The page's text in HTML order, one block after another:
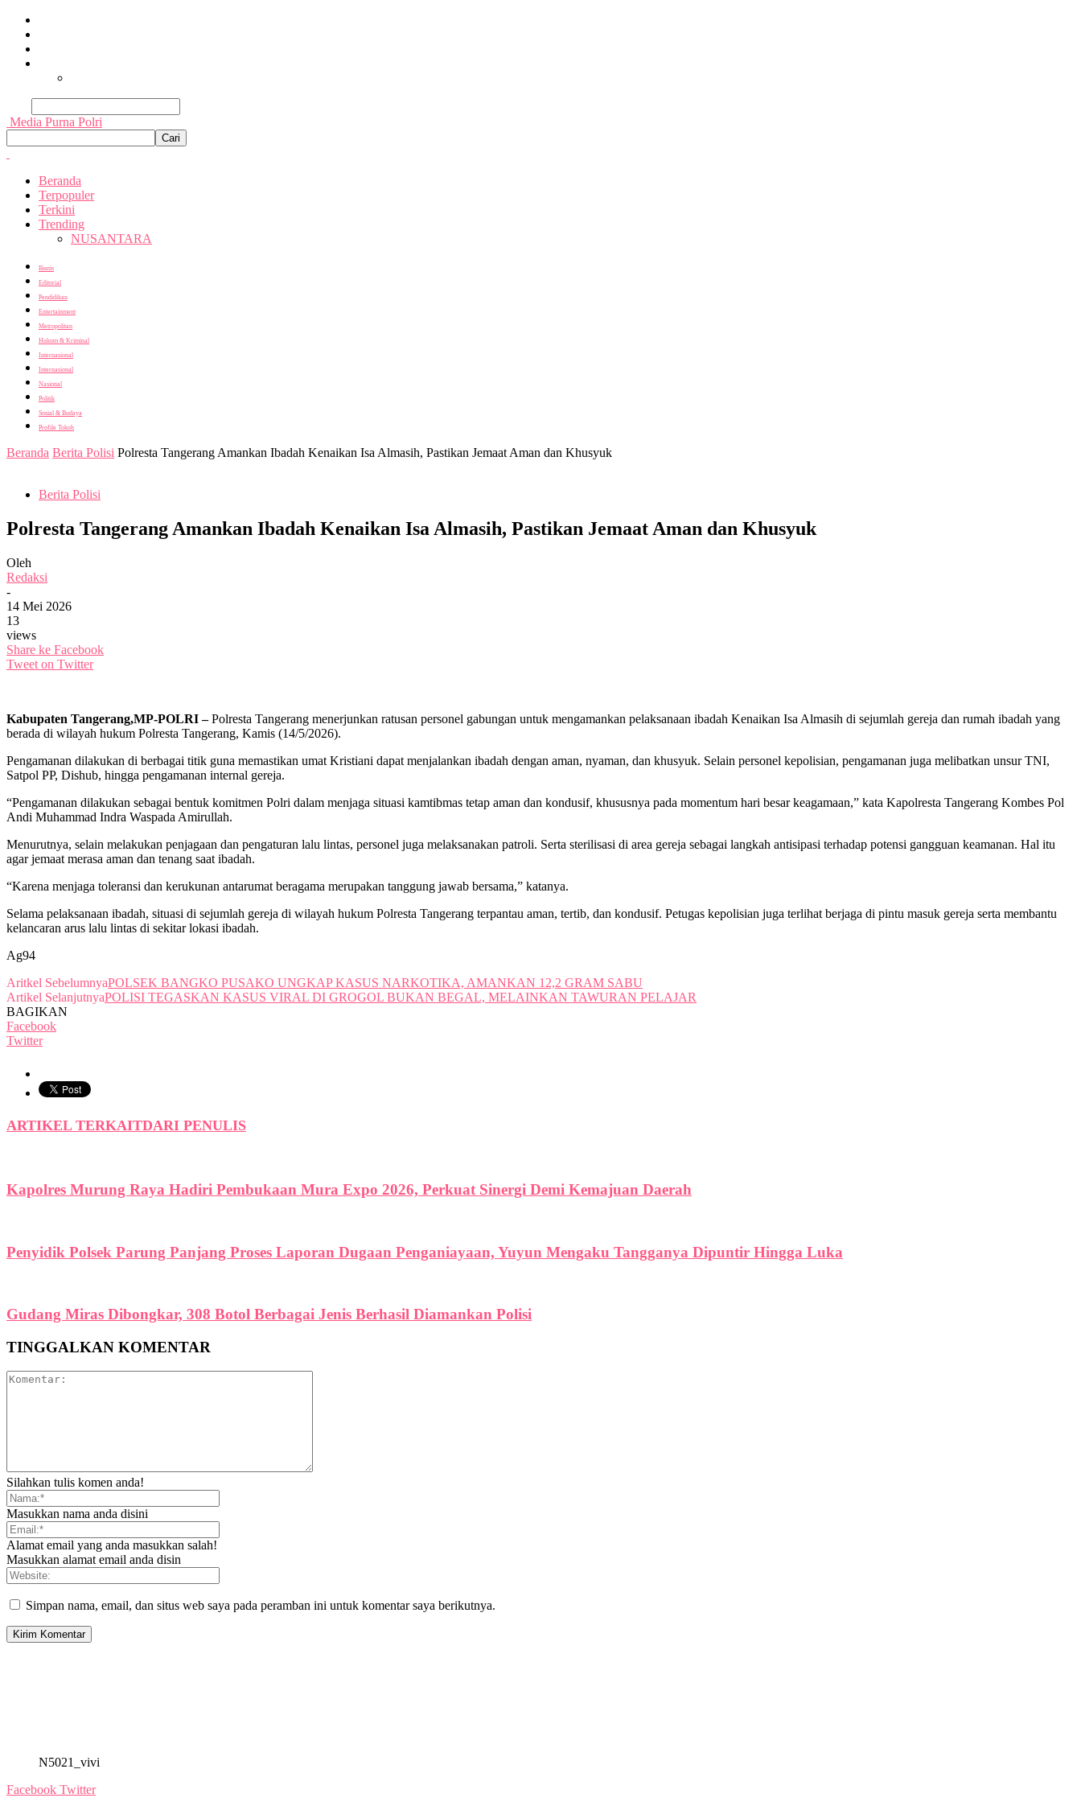
Media Purna Polri
Beranda
Terpopuler
Terkini
Trending
NUSANTARA
Bisnis
Editorial
Pendidikan
Entertainment
Metropolitan
Hukum & Kriminal
Internasional
Internasional
Nasional
Politik
Sosial & Budaya
Profile Tokoh
Beranda Berita Polisi Polresta Tangerang Amankan Ibadah Kenaikan Isa Almasih, Pastikan Jemaat Aman dan Khusyuk
Berita Polisi
Polresta Tangerang Amankan Ibadah Kenaikan Isa Almasih, Pastikan Jemaat Aman dan Khusyuk
Oleh
Redaksi
-
14 Mei 2026
13
views
Share ke Facebook
Tweet on Twitter
Kabupaten Tangerang,MP-POLRI –Polresta Tangerang menerjunkan ratusan personel gabungan untuk mengamankan pelaksanaan ibadah Kenaikan Isa Almasih di sejumlah gereja dan rumah ibadah yang
berada di wilayah hukum Polresta Tangerang, Kamis (14/5/2026).
Pengamanan dilakukan di berbagai titik guna memastikan umat Kristiani dapat menjalankan ibadah dengan aman, nyaman, dan khusyuk. Selain personel kepolisian, pengamanan juga melibatkan unsur TNI,
Satpol PP, Dishub, hingga pengamanan internal gereja.
“Pengamanan dilakukan sebagai bentuk komitmen Polri dalam menjaga situasi kamtibmas tetap aman dan kondusif, khususnya pada momentum hari besar keagamaan,” kata Kapolresta Tangerang Kombes Pol
Andi Muhammad Indra Waspada Amirullah.
Menurutnya, selain melakukan penjagaan dan pengaturan lalu lintas, personel juga melaksanakan patroli. Serta sterilisasi di area gereja sebagai langkah antisipasi terhadap potensi gangguan keamanan. Hal itu
agar jemaat merasa aman dan tenang saat ibadah.
“Karena menjaga toleransi dan kerukunan antarumat beragama merupakan tanggung jawab bersama,” katanya.
Selama pelaksanaan ibadah, situasi di sejumlah gereja di wilayah hukum Polresta Tangerang terpantau aman, tertib, dan kondusif. Petugas kepolisian juga terlihat berjaga di pintu masuk gereja serta membantu
kelancaran arus lalu lintas di sekitar lokasi ibadah.
Ag94
Aritkel SebelumnyaPOLSEK BANGKO PUSAKO UNGKAP KASUS NARKOTIKA, AMANKAN 12,2 GRAM SABU
Artikel SelanjutnyaPOLISI TEGASKAN KASUS VIRAL DI GROGOL BUKAN BEGAL, MELAINKAN TAWURAN PELAJAR
BAGIKAN
Facebook
Twitter
ARTIKEL TERKAITDARI PENULIS
Kapolres Murung Raya Hadiri Pembukaan Mura Expo 2026, Perkuat Sinergi Demi Kemajuan Daerah
Penyidik Polsek Parung Panjang Proses Laporan Dugaan Penganiayaan, Yuyun Mengaku Tangganya Dipuntir Hingga Luka
Gudang Miras Dibongkar, 308 Botol Berbagai Jenis Berhasil Diamankan Polisi
TINGGALKAN KOMENTAR
Silahkan tulis komen anda!
Masukkan nama anda disini
Alamat email yang anda masukkan salah!
Masukkan alamat email anda disin
Simpan nama, email, dan situs web saya pada peramban ini untuk komentar saya berikutnya.
N5021_vivi
Facebook Twitter